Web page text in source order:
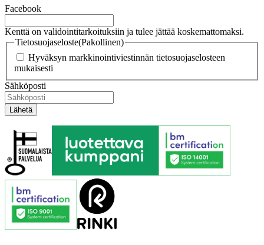
Facebook
Kenttä on validointitarkoituksiin ja tulee jättää koskemattomaksi.
Tietosuojaseloste(Pakollinen)
Hyväksyn markkinointiviestinnän tietosuojaselosteen
mukaisesti
Sähköposti